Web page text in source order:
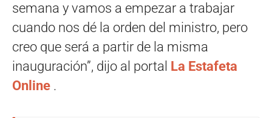
semana y vamos a empezar a trabajar
cuando nos dé la orden del ministro, pero
creo que será a partir de la misma
inauguración”, dijo al portal La Estafeta
Online .